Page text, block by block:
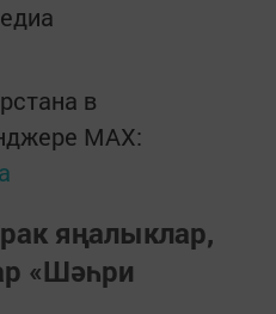
в
MАХ:
яңалыклар,
«Шәһри